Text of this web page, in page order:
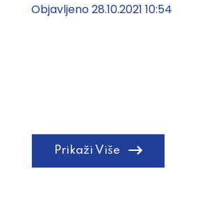
Objavljeno 28.10.2021 10:54
Prikaži Više